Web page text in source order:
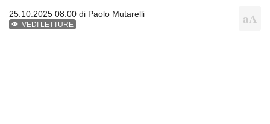
25.10.2025 08:00 di Paolo Mutarelli
VEDI LETTURE